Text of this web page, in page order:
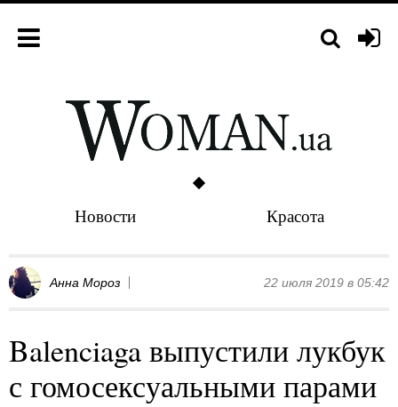
Новости Красота
Анна Мороз 22 июля 2019 в 05:42
Balenciaga выпустили лукбук
с гомосексуальными парами